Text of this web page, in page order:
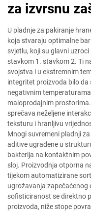
za izvrsnu
U pladnje za pakiranje
koja stvaraju optimalne
svjetlu, koji su glavni
stavkom 1. stavkom 2. Ti
svojstva i u ekstremnim
integritet proizvoda bilo da
negativnim
maloprodajnim
sprečava neželjene
teksturu i hranljivu
Mnogi suvremeni pladnji
aditive ugrađene u
bakterija na kontaktnim
sloj. Proizvodnja otporna
tijekom automatizirane
ugrožavanja zapečaćenog
sofisticiranost se direktno
proizvoda, niže stope